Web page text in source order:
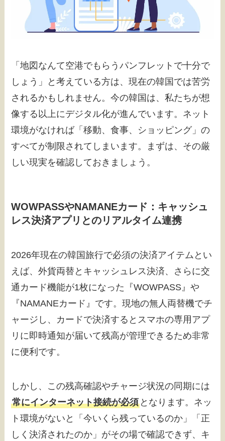
「地図なんて空港でもらうパンフレットで十分で
しょう」と考えている方は、現在の韓国では苦労
されるかもしれません。今の韓国は、私たちが想
像する以上にデジタル化が進んでいます。ネット
環境がなければ「移動、食事、ショッピング」の
すべてが制限されてしまいます。まずは、その厳
しい現実を確認しておきましょう。
WOWPASSやNAMANEカード：キャッシュ
レス決済アプリとのリアルタイム連携
2026年現在の韓国旅行で必須の決済アイテムとい
えば、外貨両替とキャッシュレス決済、さらに交
通カード機能が1枚になった『WOWPASS』や
『NAMANEカード』です。現地の無人両替機でチ
ャージし、カードで決済するとスマホの専用アプ
リに即時通知が届いて残高が管理できるため非常
に便利です。
しかし、この残高確認やチャージ状況の同期には
常にインターネット接続が必須 となります。ネッ
ト環境がないと「今いくら残っているのか」「正
しく決済されたのか」がその場で確認できず、キ